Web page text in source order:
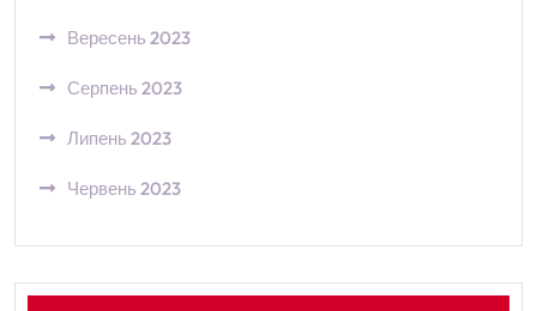
Вересень 2023
Серпень 2023
Липень 2023
Червень 2023